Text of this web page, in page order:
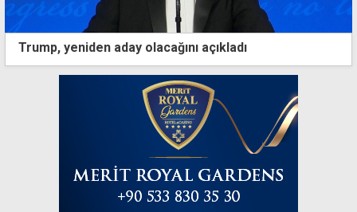
Trump, yeniden aday olacağını açıkladı